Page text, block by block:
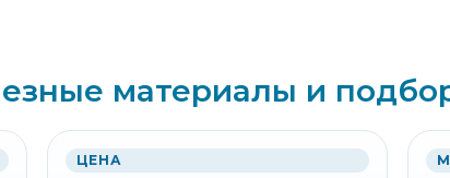
материалы и
ЦЕНА